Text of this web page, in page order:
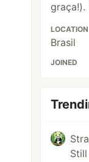
graça!).
LOCATION
Brasil
JOINED